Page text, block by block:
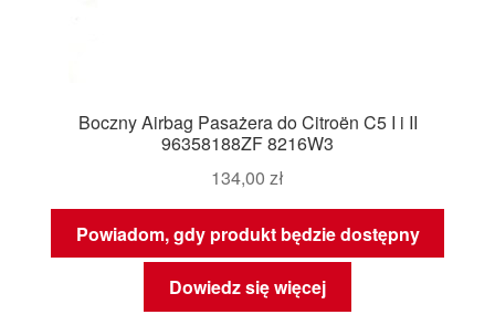
Boczny Airbag Pasażera do Citroën C5 I i II
96358188ZF 8216W3
134,00 zł
Powiadom, gdy produkt będzie dostępny
Dowiedz się więcej